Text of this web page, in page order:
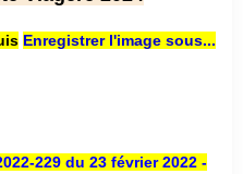
Enregistrer l'image sous...
229 du 23 février 2022 -